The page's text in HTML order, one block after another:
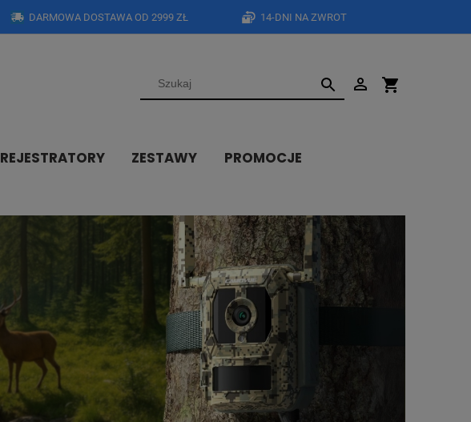
14-DNI NA ZWROT
DARMOWA DOSTAWA OD 2999 ZŁ
REJESTRATORY ZESTAWY
PROMOCJE